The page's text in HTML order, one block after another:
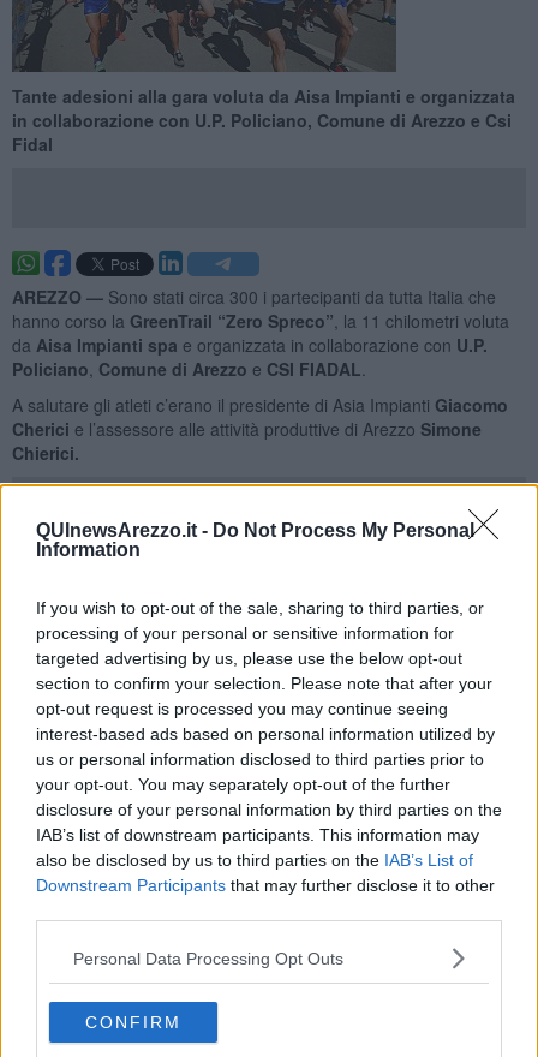
QUInewsArezzo.it - Do Not Process My Personal
Information
If you wish to opt-out of the sale, sharing to third parties, or
processing of your personal or sensitive information for
targeted advertising by us, please use the below opt-out
section to confirm your selection. Please note that after your
opt-out request is processed you may continue seeing
interest-based ads based on personal information utilized by
us or personal information disclosed to third parties prior to
your opt-out. You may separately opt-out of the further
disclosure of your personal information by third parties on the
IAB’s list of downstream participants. This information may
also be disclosed by us to third parties on the IAB’s List of
Downstream Participants that may further disclose it to other
Personal Data Processing Opt Outs
CONFIRM
Tante adesioni alla gara voluta da Aisa Impianti e organizzata
in collaborazione con U.P. Policiano, Comune di Arezzo e Csi
Fidal
AREZZO — Sono stati circa 300 i partecipanti da tutta Italia che
hanno corso la GreenTrail “Zero Spreco” , la 11 chilometri voluta
da Aisa Impianti spa e organizzata in collaborazione con U.P.
Policiano Comune di Arezzo e CSI FIADAL
A salutare gli atleti c’erano il presidente di Asia Impianti Giacomo
Cherici e l’assessore alle attività produttive di Arezzo Simone
Chierici.
“Aisa Impianti è uno dei fiori all’occhiello della nostra
business: iniziative di questo tipo servono a dare la possibilità a
chiunque di entrare in contatto con unarealtà green e sicura
come lo è l’impianto di recupero totale di rifiuti di Aisa Impianti.
Venendo qui ci si rende materialmente conto che non si può più
parlare di inceneritore ma propriamente di polo di recupero dei
rifiuti urbani prodotti dagli aretini” afferma l’assessore Chierici.
“La salute e il rispetto dell’ambiente sono l’obiettivo di Zero Spreco.
E sensibilizzare i cittadini ai temi del recupero, il risparmio
energetico e il riciclo sono una missione che si concretizza anche
attraverso manifestazioni come questa, attraverso i valori dello
sport” - ha dettoCherici, sottolineando la trasformazione nel tempo
del polo impiantistico e l’eccellenza del progetto di recupero
per il futuro e con le nuove autorizzazioni la parte prevalente è
riciclo e recupero quindi la linea del fuoco è finita in coda per
recuperare scarti altrimenti non recuperabili. Il riciclo e recupero di
scarti alimentari e di altre tipologie infatti permette di ottenere